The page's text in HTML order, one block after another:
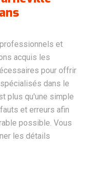
et
acquis les
pour offrir
dans le
plus qu'une simple
et erreurs afin
possible. Vous
les détails